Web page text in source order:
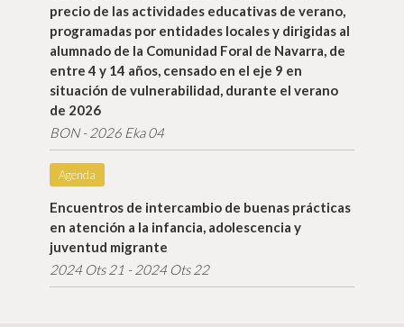
precio de las actividades educativas de verano,
programadas por entidades locales y dirigidas al
alumnado de la Comunidad Foral de Navarra, de
entre 4 y 14 años, censado en el eje 9 en
situación de vulnerabilidad, durante el verano
de 2026
BON - 2026 Eka 04
Agenda
Encuentros de intercambio de buenas prácticas
en atención a la infancia, adolescencia y
juventud migrante
2024 Ots 21 - 2024 Ots 22
Info gehiago